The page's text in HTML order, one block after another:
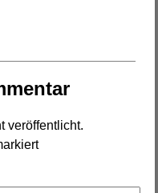
veröffentlicht.